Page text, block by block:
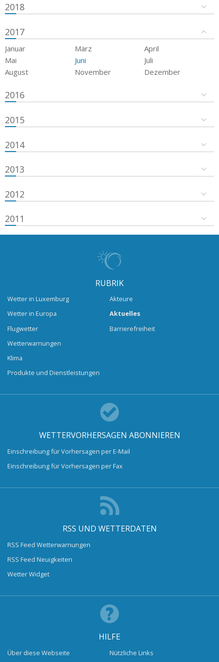
2018
2017
Januar März
April
Mai
Juni
Juli
August
November Dezember
2016
2015
2014
2013
2012
2011
RUBRIK
Wetter in Luxemburg
Wetter in Europa
Flugwetter
Wetterwarnungen
Klima
Produkte und Dienstleistungen
Akteure
Aktuelles
Barrierefreiheit
WETTERVORHERSAGEN ABONNIEREN
Einschreibung für Vorhersagen per E-Mail
Einschreibung für Vorhersagen per Fax
RSS UND WETTERDATEN
RSS Feed Wetterwarnungen
RSS Feed Neuigkeiten
Wetter Widget
HILFE
Über diese Webseite Nützliche Links